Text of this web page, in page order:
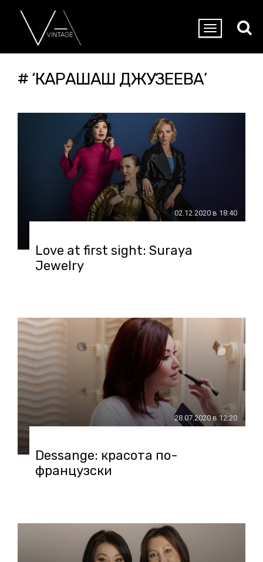
# ‘КАРАШАШ ДЖУЗЕЕВА’
02.12.2020 в 18:40
Love at first sight: Suraya
Jewelry
28.07.2020 в 12:20
Dessange: красота по-
французски